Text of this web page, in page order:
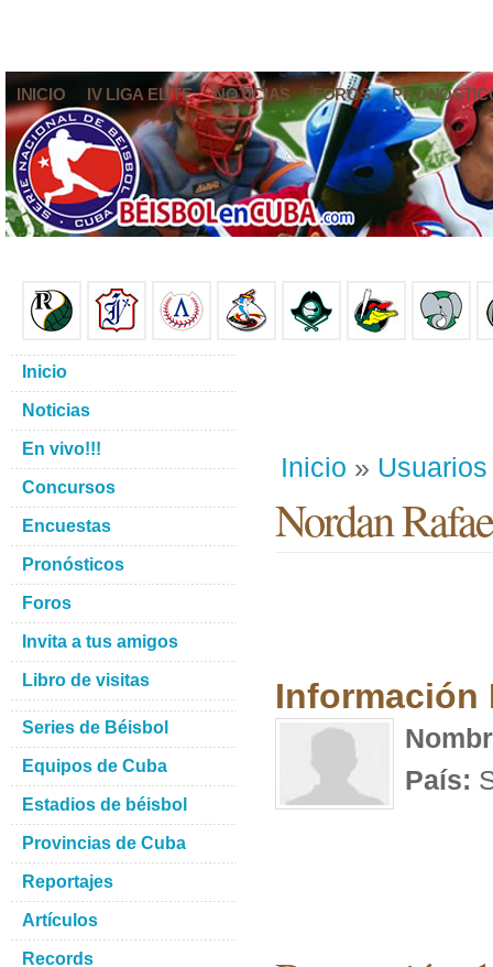
INICIO IV LIGA ELITE NOTICIAS FOROS
Inicio » Usuarios
Nordan
Información
País:
Inicio
Noticias
En vivo!!!
Concursos
Encuestas
Pronósticos
Foros
Invita a tus amigos
Libro de visitas
Series de Béisbol
Equipos de Cuba
Estadios de béisbol
Provincias de Cuba
Reportajes
Artículos
Records